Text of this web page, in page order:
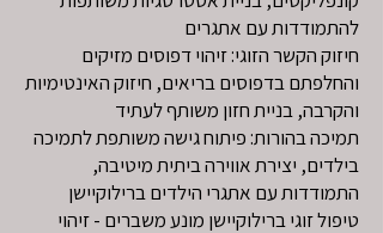
להתמודדות עם אתגרים
חיזוק הקשר הזוגי: זיהוי דפוסים מזיקים
והחלפתם בדפוסים בריאים, חיזוק האינטימיות
והקרבה, בניית חזון משותף לעתיד
תמיכה בהורות: פיתוח גישה משותפת לתמיכה
בילדים, יצירת אווירה ביתית מיטיבה,
התמודדות עם אתגרי הילדים ברילוקיישן